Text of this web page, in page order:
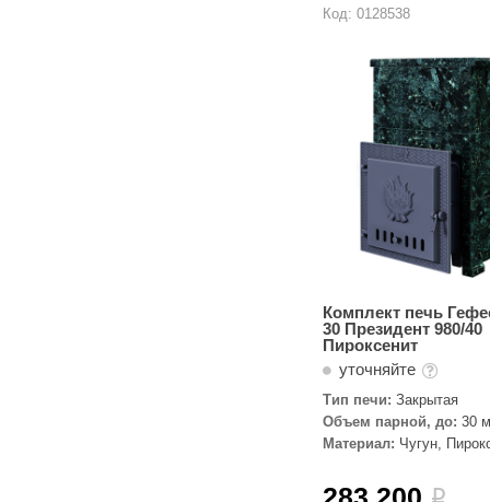
Код: 0128538
Комплект печь
30 Президент 980/40
Пироксенит
уточняйте
Тип печи: Закрытая
Объем парной, до: 30
Материал: Чугун,
i